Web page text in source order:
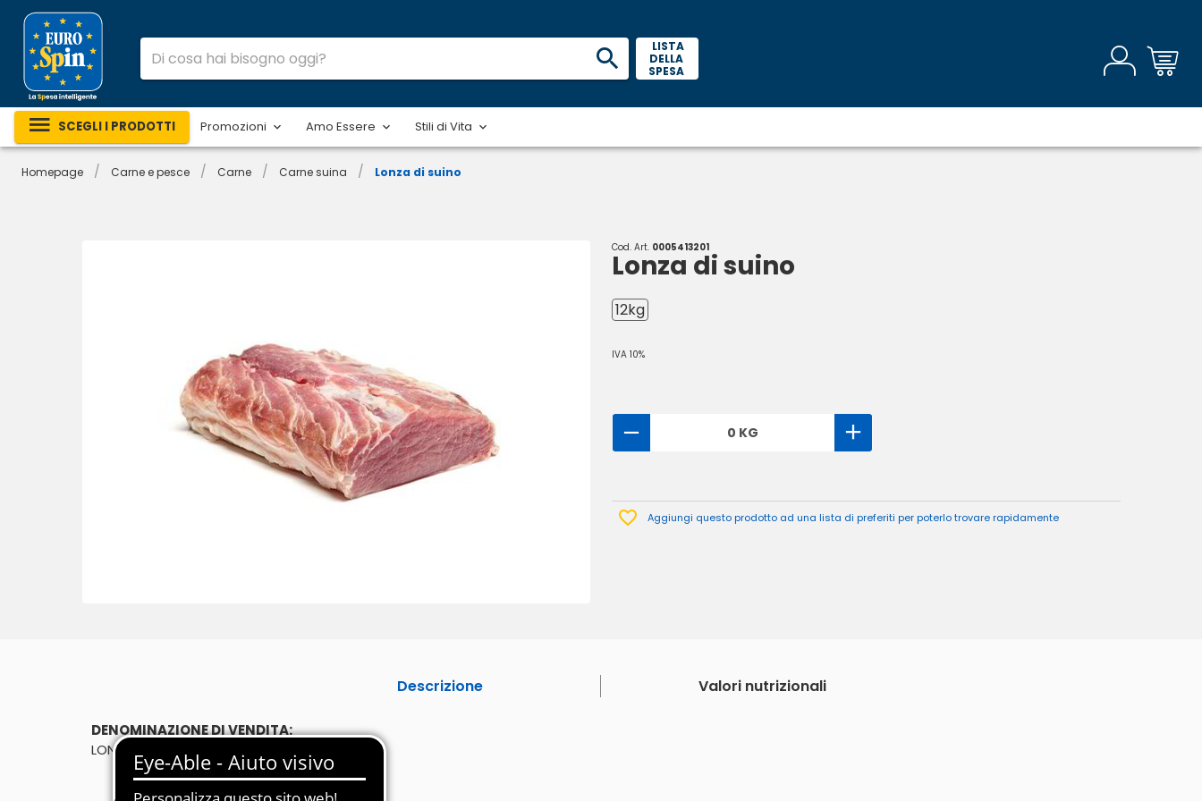
LISTA
DELLA
SPESA
SCEGLI I PRODOTTI Promozioni Amo Essere Stili di Vita
Homepage / Carne e pesce / Carne / Carne suina / Lonza di suino
Cod. Art. 0005413201
Lonza di suino
12kg
IVA 10%
0 KG
Aggiungi questo prodotto ad una lista di preferiti per poterlo trovare rapidamente
Descrizione Valori nutrizionali
DENOMINAZIONE DI VENDITA:
LONZA SUINO S/V ESTERA